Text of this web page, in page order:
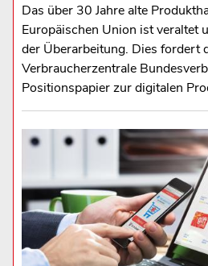
Das über 30 Jahre alte
Europäischen Union ist veraltet
der Überarbeitung. Dies fordert
Verbraucherzentrale
Positionspapier zur digitalen